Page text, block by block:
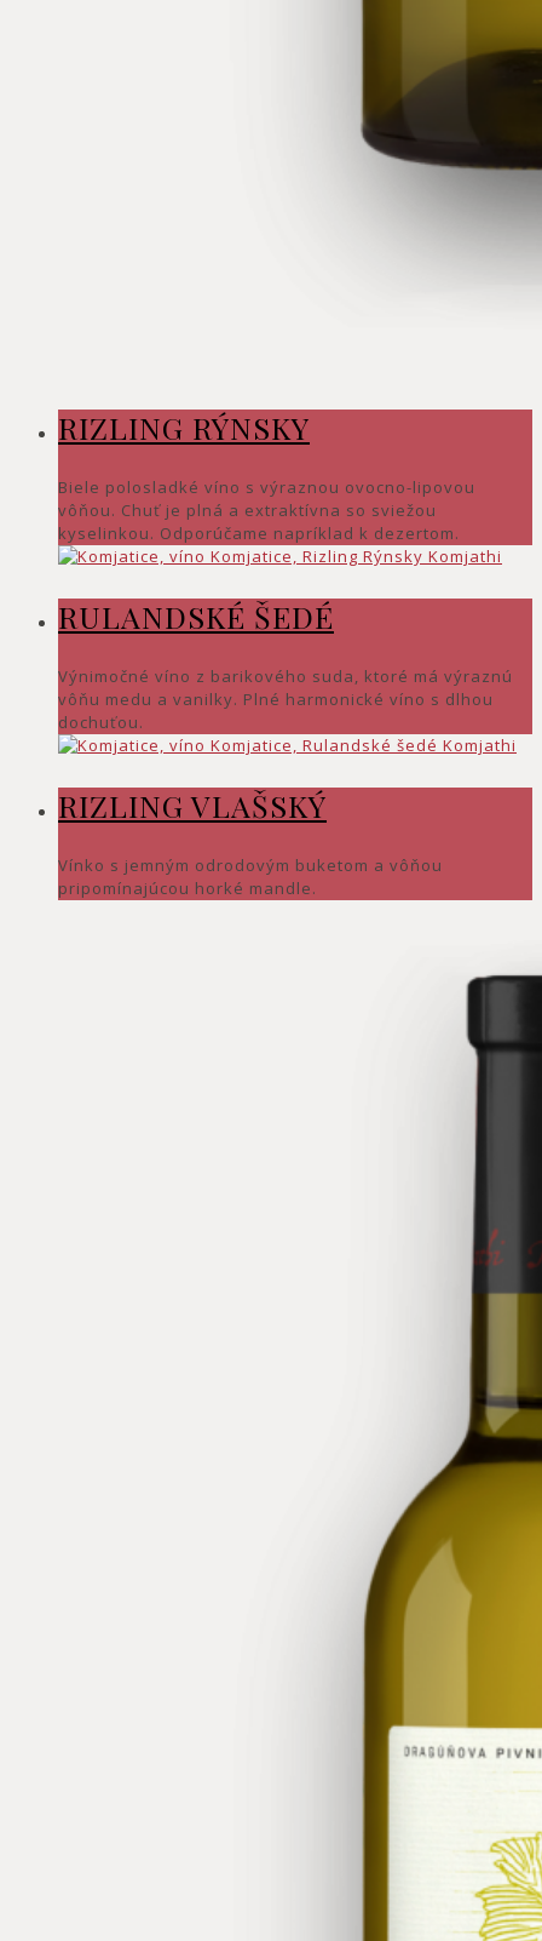
RIZLING RÝNSKY
Biele polosladké víno s výraznou ovocno-lipovou
vôňou. Chuť je plná a extraktívna so sviežou
kyselinkou. Odporúčame napríklad k dezertom.
RULANDSKÉ ŠEDÉ
Výnimočné víno z barikového suda, ktoré má výraznú
vôňu medu a vanilky. Plné harmonické víno s dlhou
dochuťou.
RIZLING VLAŠSKÝ
Vínko s jemným odrodovým buketom a vôňou
pripomínajúcou horké mandle.